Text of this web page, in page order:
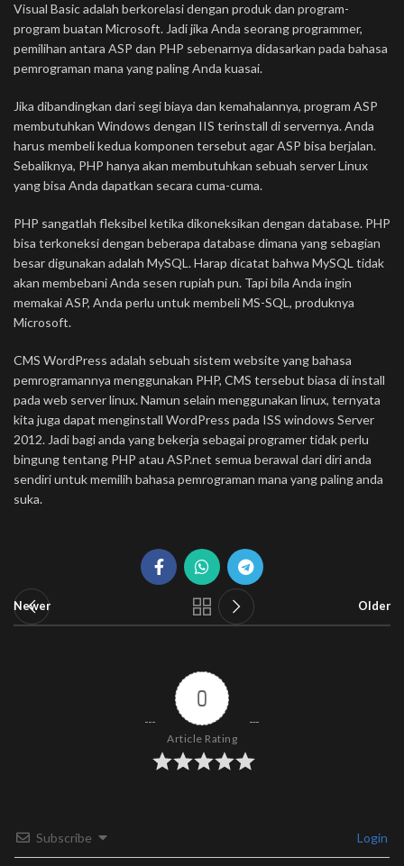
Visual Basic adalah berkorelasi dengan produk dan program-
program buatan Microsoft. Jadi jika Anda seorang programmer,
pemilihan antara ASP dan PHP sebenarnya didasarkan pada bahasa
pemrograman mana yang paling Anda kuasai.
Jika dibandingkan dari segi biaya dan kemahalannya, program ASP
membutuhkan Windows dengan IIS terinstall di servernya. Anda
harus membeli kedua komponen tersebut agar ASP bisa berjalan.
Sebaliknya, PHP hanya akan membutuhkan sebuah server Linux
yang bisa Anda dapatkan secara cuma-cuma.
PHP sangatlah fleksibel ketika dikoneksikan dengan database. PHP
bisa terkoneksi dengan beberapa database dimana yang sebagian
besar digunakan adalah MySQL. Harap dicatat bahwa MySQL tidak
akan membebani Anda sesen rupiah pun. Tapi bila Anda ingin
memakai ASP, Anda perlu untuk membeli MS-SQL, produknya
Microsoft.
CMS WordPress adalah sebuah sistem website yang bahasa
pemrogramannya menggunakan PHP, CMS tersebut biasa di install
pada web server linux. Namun selain menggunakan linux, ternyata
kita juga dapat menginstall WordPress pada ISS windows Server
2012. Jadi bagi anda yang bekerja sebagai programer tidak perlu
bingung tentang PHP atau ASP.net semua berawal dari diri anda
sendiri untuk memilih bahasa pemrograman mana yang paling anda
suka.
Newer Older
0
Article Rating
Subscribe Login